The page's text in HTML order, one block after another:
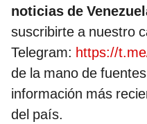
noticias de
suscribirte a nuestro
Telegram: https://
de la mano de
información más
del país.